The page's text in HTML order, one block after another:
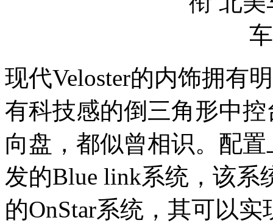
现代Veloster的内饰拥有
有科技感的倒三角形中
向盘，都似曾相识。配
发的Blue link系统，该系
的OnStar系统，其可以